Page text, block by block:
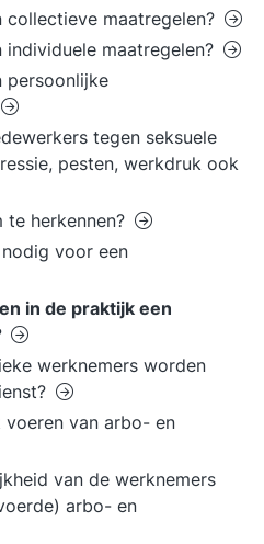
maatregelen?
maatregelen?
persoonlijke
tegen seksuele
pesten, werkdruk ook
te herkennen?
voor een
in de praktijk een
werknemers worden
voeren van arbo- en
van de werknemers
arbo- en